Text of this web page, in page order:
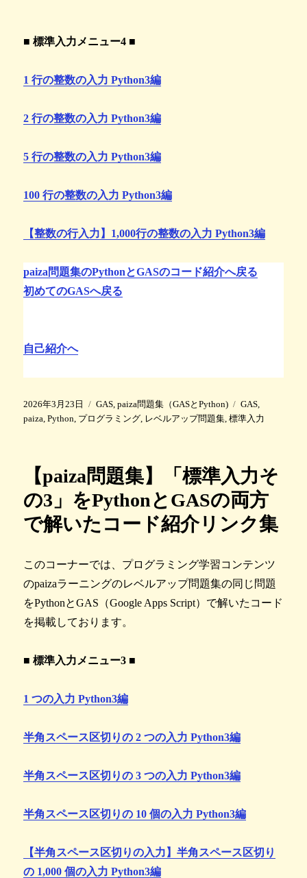
■ 標準入力メニュー4 ■
1 行の整数の入力 Python3編
2 行の整数の入力 Python3編
5 行の整数の入力 Python3編
100 行の整数の入力 Python3編
【整数の行入力】1,000行の整数の入力 Python3編
paiza問題集のPythonとGASのコード紹介へ戻る
初めてのGASへ戻る
自己紹介へ
投
稿
2026年3月23日
カ
テ
GAS,paiza問題集（GASとPython)
タ
グ
GAS,
paiza,Python, プログラミング, レベルアップ問題集,標準入力
【paiza問題集】「標準入力そ
の3」をPythonとGASの両方
で解いたコード紹介リンク集
このコーナーでは、プログラミング学習コンテンツ
のpaizaラーニングのレベルアップ問題集の同じ問題
をPythonとGAS（Google Apps Script）で解いたコード
を掲載しております。
■ 標準入力メニュー3 ■
1 つの入力 Python3編
半角スペース区切りの 2 つの入力 Python3編
半角スペース区切りの 3 つの入力 Python3編
半角スペース区切りの 10 個の入力 Python3編
【半角スペース区切りの入力】半角スペース区切り
の 1,000 個の入力 Python3編